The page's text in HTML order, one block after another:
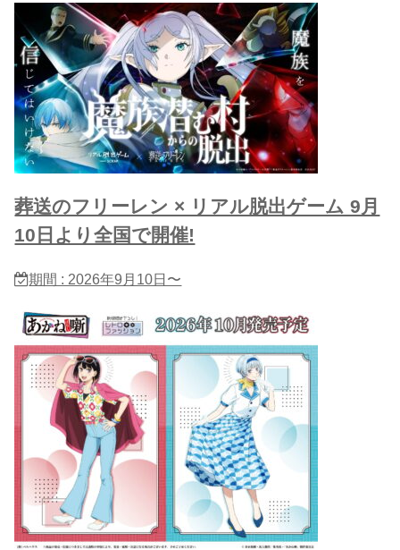
葬送のフリーレン × リアル脱出ゲーム 9月
10日より全国で開催!
期間 : 2026年9月10日〜